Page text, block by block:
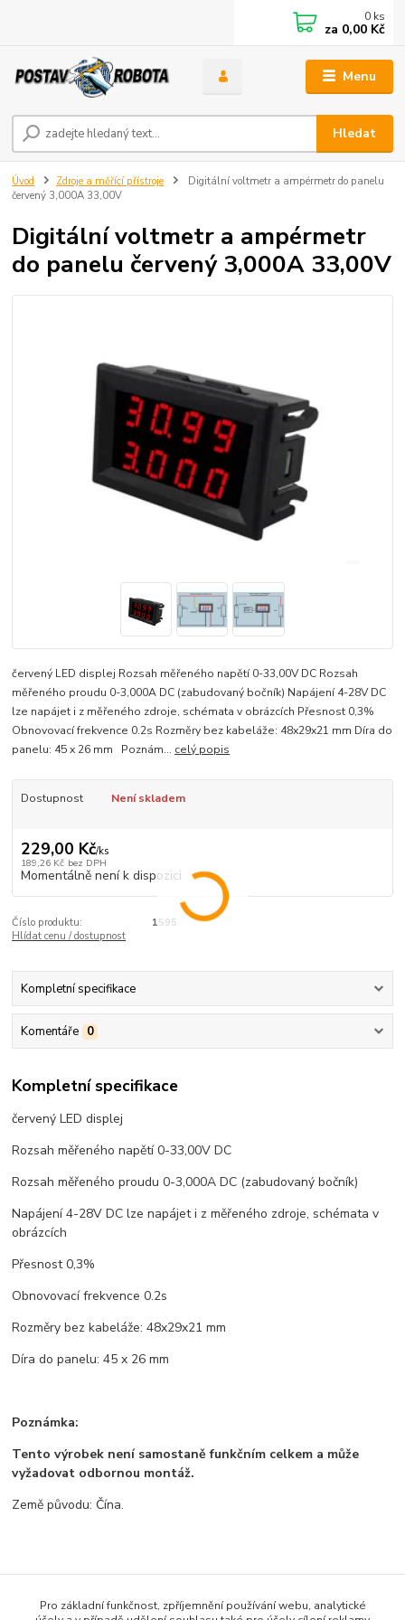
Menu
Hledat
0 ks
za 0,00 Kč
Úvod Zdroje a měřící přístroje
Digitální voltmetr a ampérmetr do panelu
červený 3,000A 33,00V
Digitální voltmetr a ampérmetr
do panelu červený 3,000A 33,00V
červený LED displej Rozsah měřeného napětí 0-33,00V DC Rozsah
měřeného proudu 0-3,000A DC (zabudovaný bočník) Napájení 4-28V DC
lze napájet i z měřeného zdroje, schémata v obrázcích Přesnost 0,3%
Obnovovací frekvence 0.2s Rozměry bez kabeláže: 48x29x21 mm Díra do
panelu: 45 x 26 mm Poznám... celý popis
Dostupnost Není skladem
229,00 Kč/ks
189,26 Kč bez DPH
Momentálně není k dispozici
Číslo produktu:
1595
Hlídat cenu / dostupnost
Kompletní specifikace
Komentáře 0
Kompletní specifikace
červený LED displej
Rozsah měřeného napětí 0-33,00V DC
Rozsah měřeného proudu 0-3,000A DC (zabudovaný bočník)
Napájení 4-28V DC lze napájet i z měřeného zdroje, schémata v
obrázcích
Přesnost 0,3%
Obnovovací frekvence 0.2s
Rozměry bez kabeláže: 48x29x21 mm
Díra do panelu: 45 x 26 mm
Poznámka:
Tento výrobek není samostaně funkčním celkem a může
vyžadovat odbornou montáž.
Země původu: Čína.
Všechno zboží
Pro základní funkčnost, zpříjemnění používání webu, analytické